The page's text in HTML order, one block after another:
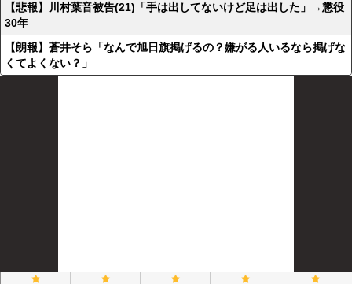
【悲報】川村葉音被告(21)「手は出してないけど足は出した」→懲役
30年
【朗報】蒼井そら「なんで旭日旗掲げるの？嫌がる人いるなら掲げな
くてよくない？」